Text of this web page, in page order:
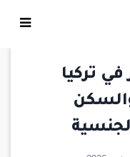
تركيا